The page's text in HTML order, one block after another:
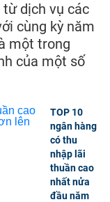
dịch vụ các
cùng kỳ năm
một trong
của một số
TOP 10
ngân hàng
có thu
nhập lãi
thuần cao
nhất nửa
đầu năm